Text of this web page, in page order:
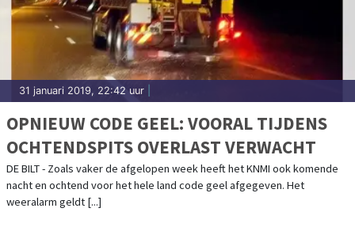
31 januari 2019, 22:42 uur
OPNIEUW CODE GEEL: VOORAL TIJDENS
OCHTENDSPITS OVERLAST VERWACHT
DE BILT - Zoals vaker de afgelopen week heeft het KNMI ook komende
nacht en ochtend voor het hele land code geel afgegeven. Het
weeralarm geldt [...]